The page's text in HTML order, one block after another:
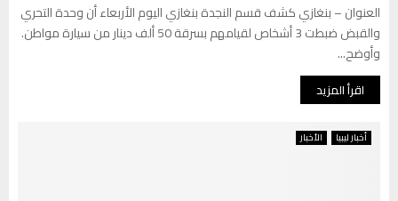
العنوان – بنغازي كشف قسم النجدة بنغازي اليوم الأربعاء أن وحدة التحري
والقبض ضبطت 3 أشخاص لقيامهم بسرقة 50 ألف دينار من سيارة مواطن.
وأوضح...
اقرأ المزيد
أخبار ليبيا الأخبار